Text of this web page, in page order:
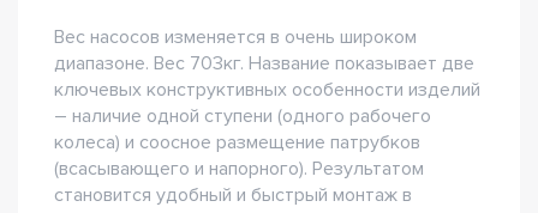
Вес насосов изменяется в очень широком
диапазоне. Вес 703кг. Название показывает две
ключевых конструктивных особенности изделий
– наличие одной ступени (одного рабочего
колеса) и соосное размещение патрубков
(всасывающего и напорного). Результатом
становится удобный и быстрый монтаж в